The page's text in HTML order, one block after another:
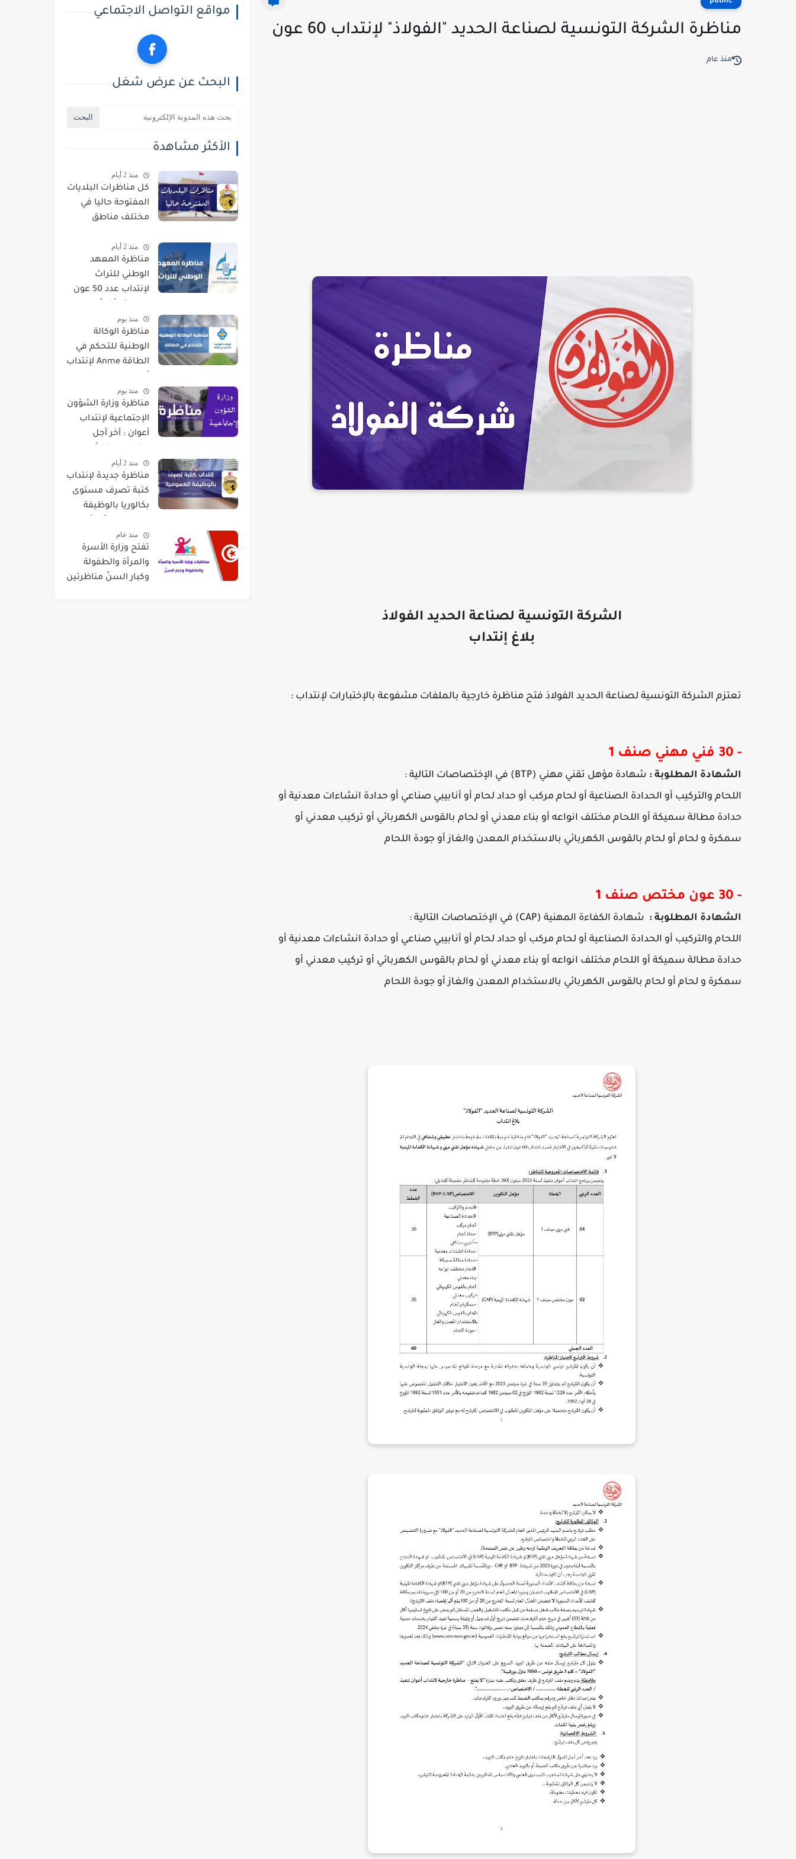
مناظرة الشركة التونسية لصناعة الحديد "الفولاذ" لإنتداب 60 عون
منذ عام
الشركة التونسية لصناعة الحديد الفولاذ
بلاغ إنتداب
تعتزم الشركة التونسية لصناعة الحديد الفولاذ فتح مناظرة خارجية بالملفات مشفوعة بالإختبارات لإنتداب :
- 30 فني مهني صنف 1
الشهادة المطلوبة : شهادة مؤهل تقني مهني (BTP) في الإختصاصات التالية :
اللحام والتركيب أو الحدادة الصناعية أو لحام مركب أو حداد لحام أو أنابيبي صناعي أو حدادة انشاءات معدنية أو
حدادة مطالة سميكة أو اللحام مختلف انواعه أو بناء معدني أو لحام بالقوس الكهربائي أو تركيب معدني أو
سمكرة و لحام أو لحام بالقوس الكهربائي بالاستخدام المعدن والغاز أو جودة اللحام
- 30 عون مختص صنف 1
الشهادة المطلوبة : شهادة الكفاءة المهنية (CAP) في الإختصاصات التالية :
اللحام والتركيب أو الحدادة الصناعية أو لحام مركب أو حداد لحام أو أنابيبي صناعي أو حدادة انشاءات معدنية أو
حدادة مطالة سميكة أو اللحام مختلف انواعه أو بناء معدني أو لحام بالقوس الكهربائي أو تركيب معدني أو
سمكرة و لحام أو لحام بالقوس الكهربائي بالاستخدام المعدن والغاز أو جودة اللحام
مواقع التواصل الاجتماعي
البحث عن عرض شغل
الأكثر مشاهدة
منذ 2 أيام
كل مناظرات البلديات
المفتوحة حاليا في
مختلف مناطق
منذ 2 أيام
مناظرة المعهد
الوطني للتراث
لإنتداب عدد 50 عون
2026
منذ يوم
مناظرة الوكالة
الوطنية للتحكم في
الطاقة Anme لإنتداب
مختلفة
منذ يوم
مناظرة وزارة الشؤون
الإجتماعية لإنتداب
أعوان : أخر أجل
2026
منذ 2 أيام
مناظرة جديدة لإنتداب
كتبة تصرف مستوى
بكالوريا بالوظيفة
سبتمبر 2026
منذ عام
تفتح وزارة الأسرة
والمرأة والطفولة
وكبار السنّ مناظرتين